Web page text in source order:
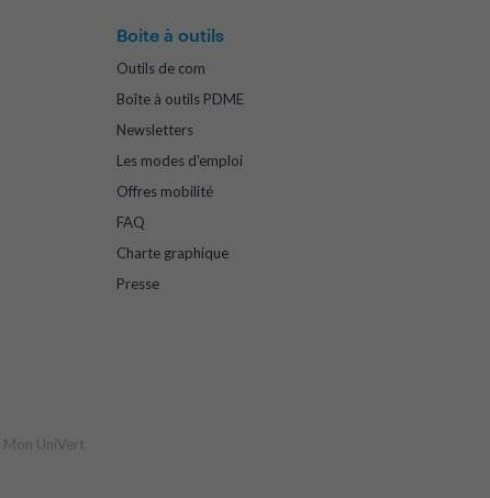
Boite à outils
Outils de com
Boîte à outils PDME
Newsletters
Les modes d'emploi
Offres mobilité
FAQ
Charte graphique
Presse
Mon UniVert